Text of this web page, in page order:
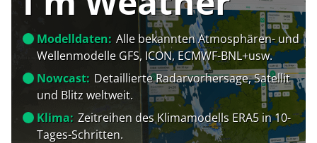
Modelldaten: Alle bekannten Atmosphären- und
Wellenmodelle GFS, ICON, ECMWF-BNL+usw.
Nowcast: Detaillierte Radarvorhersage, Satellit
und Blitz weltweit.
Klima: Zeitreihen des Klimamodells ERA5 in 10-
Tages-Schritten.